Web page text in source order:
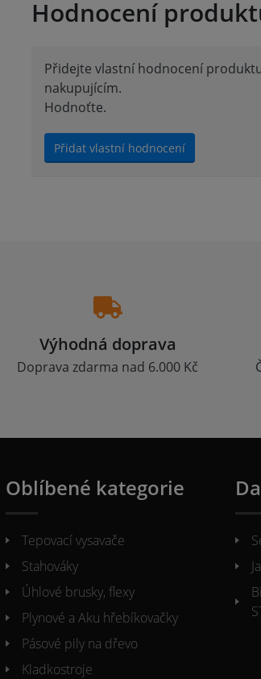
Hodnocení
Přidejte vlastní hodnocení
nakupujícím.
Hodnoťte.
Přidat vlastní hodnocení
Výhodná doprava
Doprava zdarma nad 6.000 Kč
Oblíbené kategorie
Tepovací vysavače
Stahováky
Úhlové brusky, flexy
Plynové a Aku hřebíkovačky
Pásové pily na dřevo
Kladkostroje